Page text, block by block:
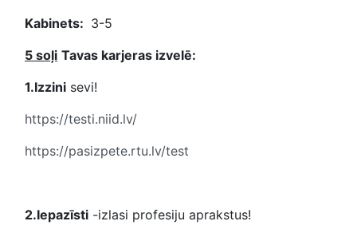
Kabinets: 3-5
5 soļi Tavas karjeras izvelē:
1.Izzini sevi!
https://testi.niid.lv/
https://pasizpete.rtu.lv/test
2.Iepazīsti -izlasi profesiju aprakstus!